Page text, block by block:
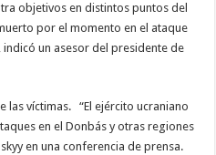
objetivos en distintos puntos del
por el momento en el ataque
un asesor del presidente de
las víctimas. “El ejército ucraniano
en el Donbás y otras regiones
en una conferencia de prensa.